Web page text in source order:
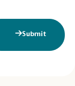
Submit